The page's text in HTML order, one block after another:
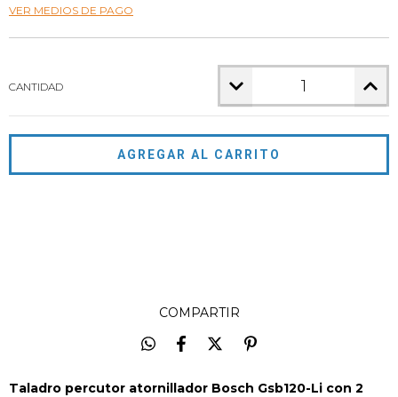
VER MEDIOS DE PAGO
CANTIDAD
COMPARTIR
Taladro percutor atornillador Bosch Gsb120-Li con 2